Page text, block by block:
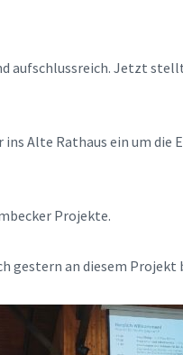
aufschlussreich. Jetzt
ins Alte Rathaus ein um
Projekte.
gestern an diesem